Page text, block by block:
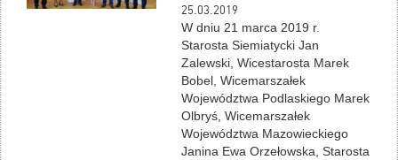
25.03.2019
W dniu 21 marca 2019 r.
Starosta Siemiatycki Jan
Zalewski, Wicestarosta Marek
Bobel, Wicemarszałek
Województwa Podlaskiego Marek
Olbryś, Wicemarszałek
Województwa Mazowieckiego
Janina Ewa Orzełowska, Starosta